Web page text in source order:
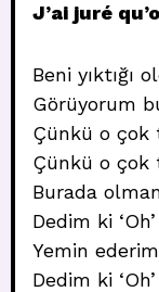
J’ai juré
Beni yıktığı
Görüyorum
Çünkü o çok
Çünkü o çok
Burada
Dedim ki ‘Oh’
Yemin
Dedim ki ‘Oh’